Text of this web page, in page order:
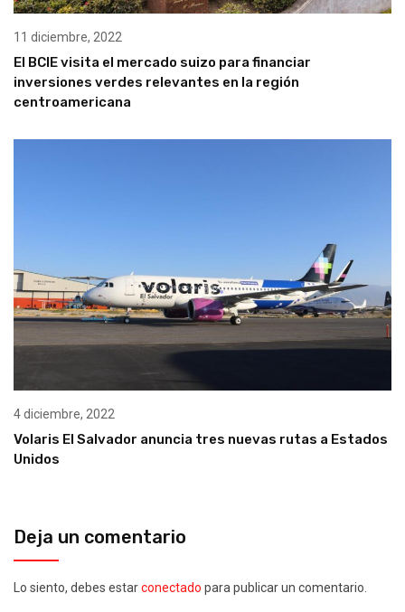
11 diciembre, 2022
El BCIE visita el mercado suizo para financiar
inversiones verdes relevantes en la región
centroamericana
4 diciembre, 2022
Volaris El Salvador anuncia tres nuevas rutas a Estados
Unidos
Deja un comentario
Lo siento, debes estarconectado para publicar un comentario.